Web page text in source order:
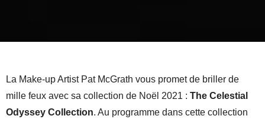
La Make-up Artist Pat McGrath vous promet de briller de
mille feux avec sa collection de Noël 2021 : The Celestial
Odyssey Collection. Au programme dans cette collection